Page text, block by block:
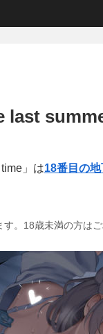
last
」は18番目の
。18歳未満の方はご